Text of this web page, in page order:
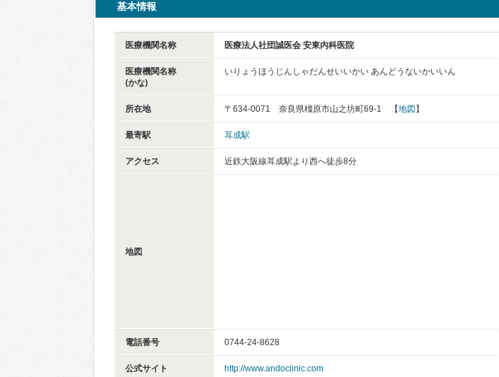
基本情報
医療機関名称 医療法人社団誠医会 安東内科医院
医療機関名称
(かな)
いりょうほうじんしゃだんせいいかい あんどうないかいいん
所在地 〒634-0071 奈良県橿原市山之坊町69-1 【地図 】
最寄駅 耳成駅
アクセス 近鉄大阪線耳成駅より西へ徒歩8分
地図
電話番号 0744-24-8628
公式サイト http://www.andoclinic.com